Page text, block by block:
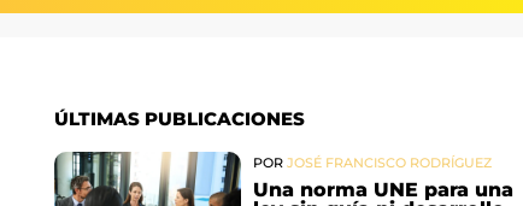
ÚLTIMAS PUBLICACIONES
PORJOSÉ FRANCISCO RODRÍGUEZ
Una norma UNE para una